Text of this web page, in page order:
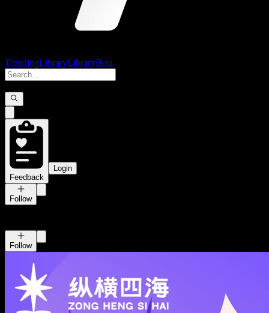
TrendingLibraryLibraryBeta
Feedback
Login
Follow
Follow